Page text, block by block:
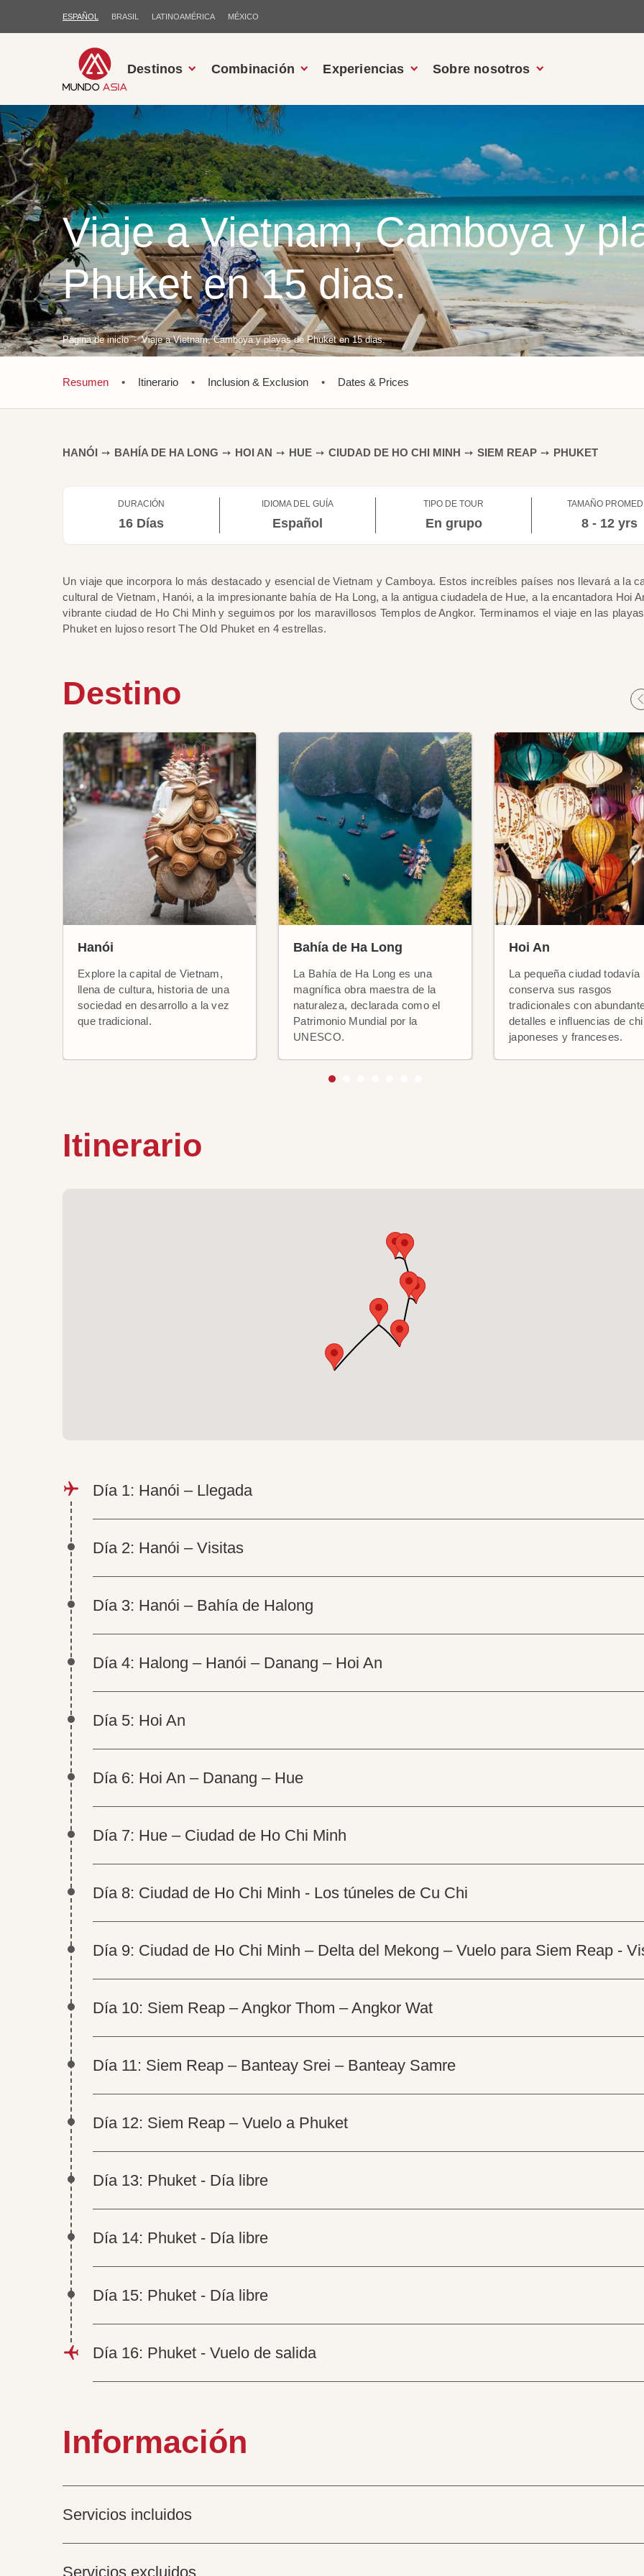
ESPAÑOL BRASIL LATINOAMÉRICA MÉXICO
Destinos Combinación Experiencias Sobre nosotros
Viaje a Vietnam, Camboya y
Phuket en 15 dias.
Página de inicio Viaje a Vietnam, Camboya y playas de Phuket en 15 dias.
Resumen • Itinerario • Inclusion & Exclusion • Dates & Prices
HANÓI ➙ BAHÍA DE HA LONG ➙ HOI AN ➙ HUE ➙ CIUDAD DE HO CHI MINH ➙ SIEM REAP ➙ PHUKET
DURACIÓN
16 Días
IDIOMA DEL GUÍA
Español
TIPO DE TOUR
En grupo
TAMAÑO
8 - 12 yrs
Un viaje que incorpora lo más destacado y esencial de Vietnam y Camboya. Estos increíbles países nos llevará a la
cultural de Vietnam, Hanói, a la impresionante bahía de Ha Long, a la antigua ciudadela de Hue, a la encantadora Hoi
vibrante ciudad de Ho Chi Minh y seguimos por los maravillosos Templos de Angkor. Terminamos el viaje en las
Phuket en lujoso resort The Old Phuket en 4 estrellas.
Destino
Hanói
Explore la capital de Vietnam,
llena de cultura, historia de una
sociedad en desarrollo a la vez
que tradicional.
Bahía de Ha Long
La Bahía de Ha Long es una
magnífica obra maestra de la
naturaleza, declarada como el
Patrimonio Mundial por la
UNESCO.
Hoi An
La pequeña ciudad todavía
conserva sus rasgos
tradicionales con
detalles e influencias de
japoneses y franceses.
Itinerario
Día 1: Hanói – Llegada
Día 2: Hanói – Visitas
Día 3: Hanói – Bahía de Halong
Día 4: Halong – Hanói – Danang – Hoi An
Día 5: Hoi An
Día 6: Hoi An – Danang – Hue
Día 7: Hue – Ciudad de Ho Chi Minh
Día 8: Ciudad de Ho Chi Minh - Los túneles de Cu Chi
Día 9: Ciudad de Ho Chi Minh – Delta del Mekong – Vuelo para Siem Reap -
Día 10: Siem Reap – Angkor Thom – Angkor Wat
Día 11: Siem Reap – Banteay Srei – Banteay Samre
Día 12: Siem Reap – Vuelo a Phuket
Día 13: Phuket - Día libre
Día 14: Phuket - Día libre
Día 15: Phuket - Día libre
Día 16: Phuket - Vuelo de salida
Información
Servicios incluidos
Servicios excluidos